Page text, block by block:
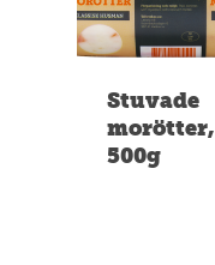
Stuvade
morötter,
500g